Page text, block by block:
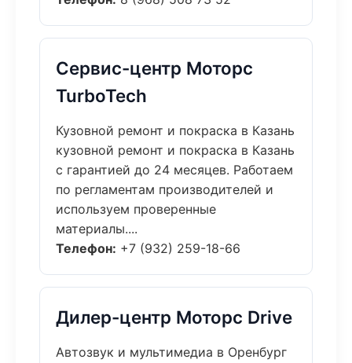
Сервис-центр Моторс
TurboTech
Кузовной ремонт и покраска в Казань
кузовной ремонт и покраска в Казань
с гарантией до 24 месяцев. Работаем
по регламентам производителей и
используем проверенные
материалы....
Телефон: +7 (932) 259-18-66
Дилер-центр Моторс Drive
Автозвук и мультимедиа в Оренбург